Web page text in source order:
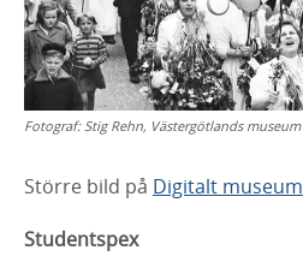
Fotograf:Stig Rehn, Västergötlands museum
Större bild på Digitalt museum
Studentspex